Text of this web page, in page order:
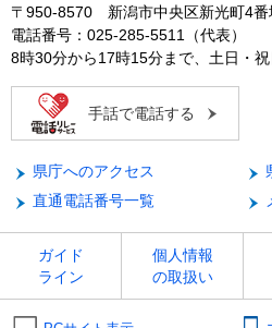
〒950-8570 新潟市中央区新光町4番
電話番号：025-285-5511（代表）
8時30分から17時15分まで、土日・祝
手話で電話する
県庁へのアクセス
直通電話番号一覧
ガイド
ライン
個人情報
の取扱い